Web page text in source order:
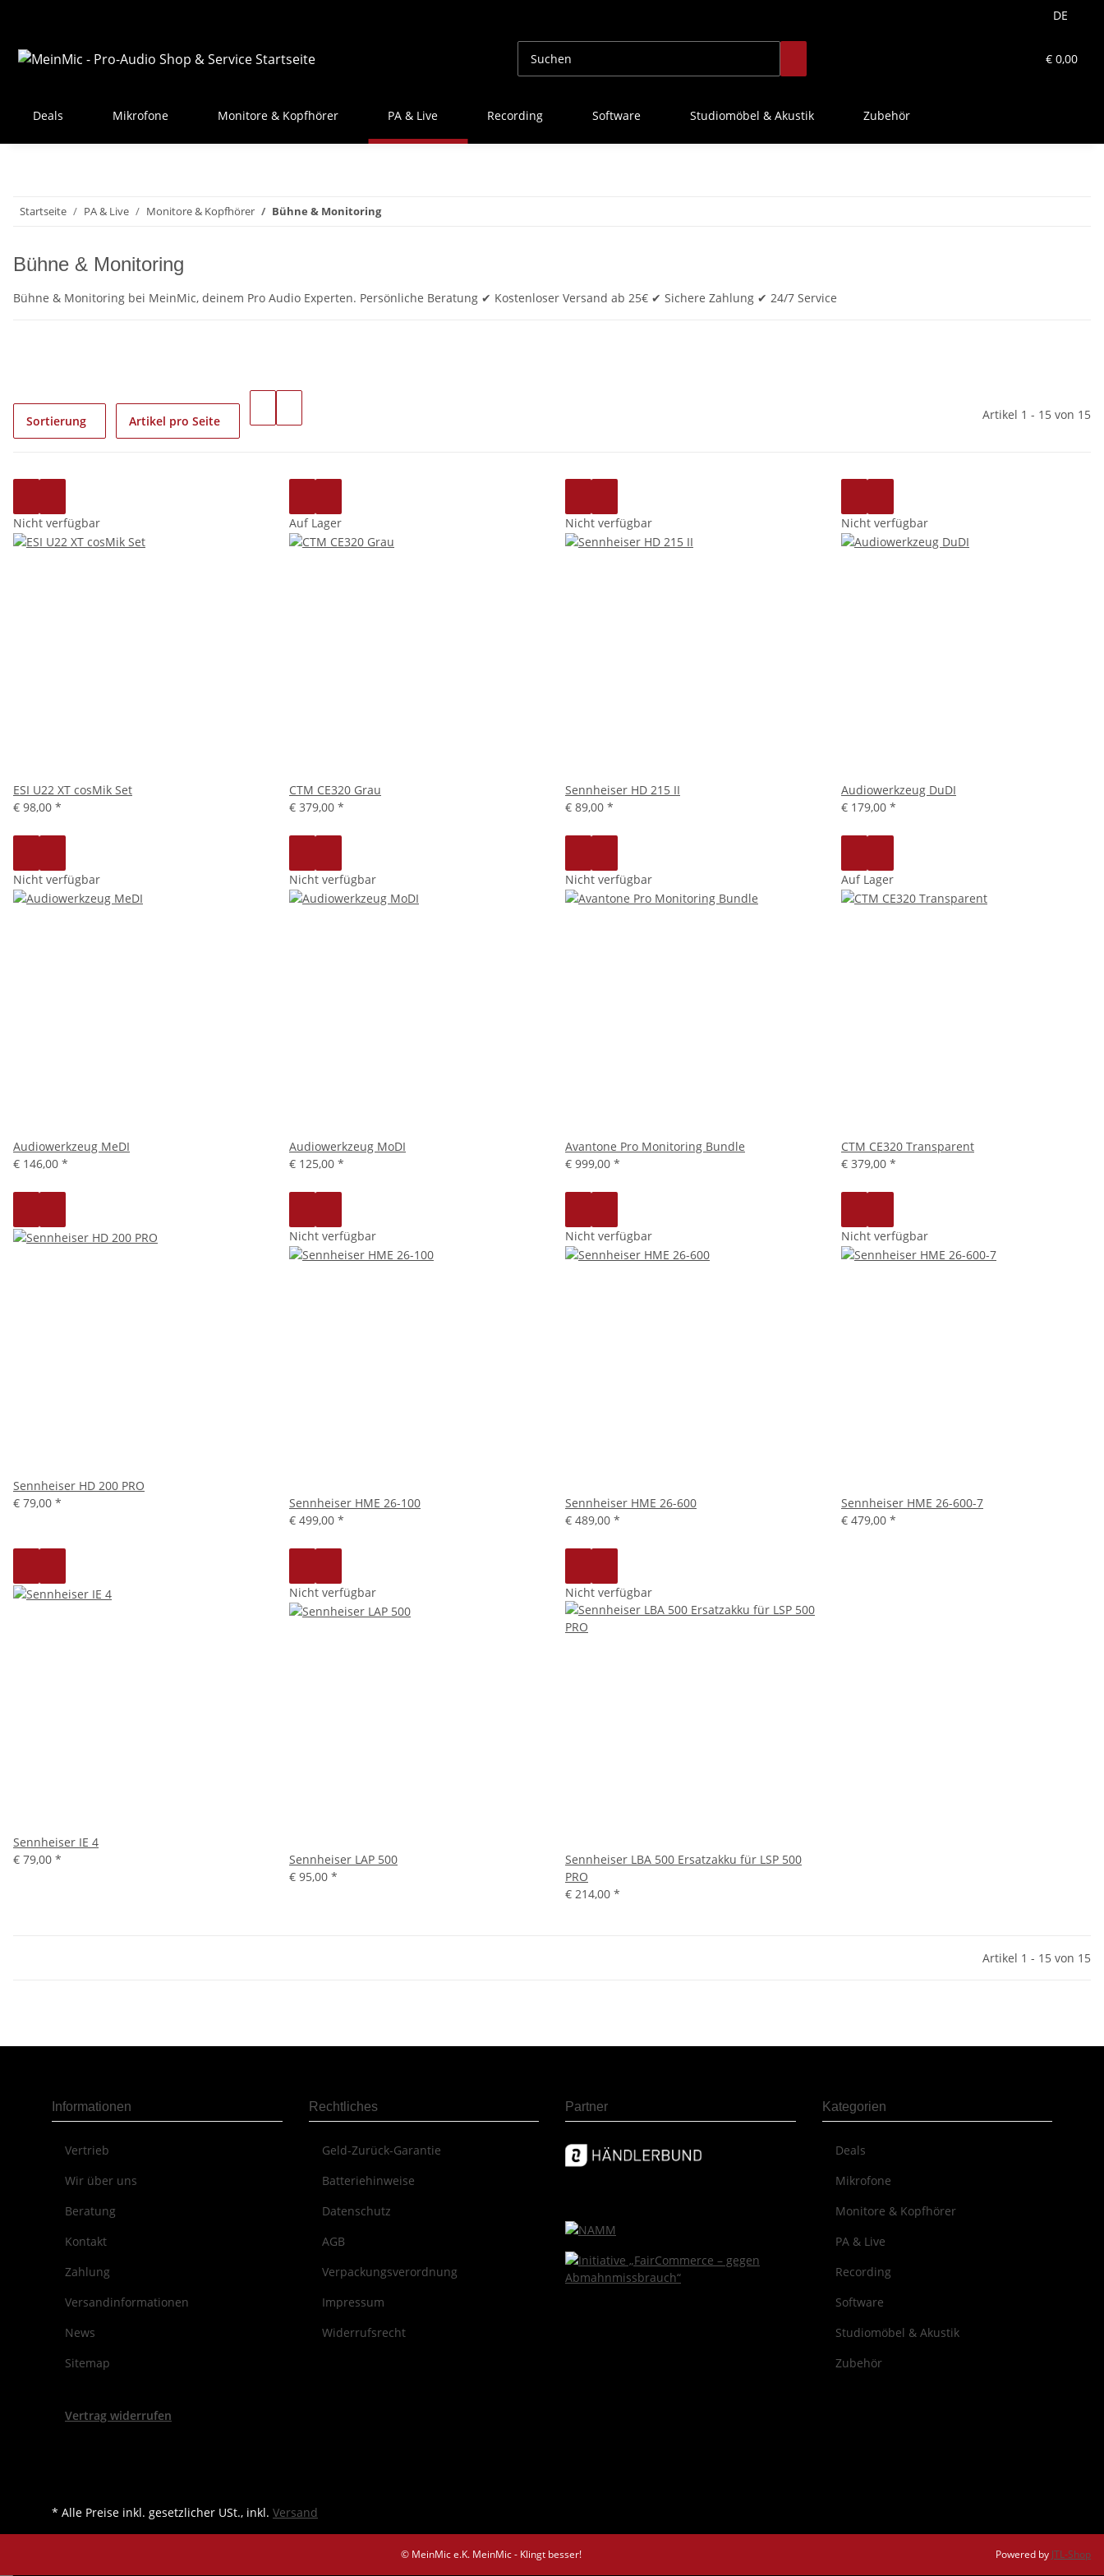
DE
€ 0,00
Deals Mikrofone Monitore & Kopfhörer PA & Live Recording Software Studiomöbel & Akustik Zubehör
Startseite PA & Live Monitore & Kopfhörer Bühne & Monitoring
Bühne & Monitoring
Bühne & Monitoring bei MeinMic, deinem Pro Audio Experten. Persönliche Beratung ✔ Kostenloser Versand ab 25€ ✔ Sichere Zahlung ✔ 24/7 Service
Sortierung Artikel pro Seite Artikel 1 - 15 von 15
Nicht verfügbar
ESI U22 XT cosMik Set
€ 98,00 *
Auf Lager
CTM CE320 Grau
€ 379,00 *
Nicht verfügbar
Sennheiser HD 215 II
€ 89,00 *
Nicht verfügbar
Audiowerkzeug DuDI
€ 179,00 *
Nicht verfügbar
Audiowerkzeug MeDI
€ 146,00 *
Nicht verfügbar
Audiowerkzeug MoDI
€ 125,00 *
Nicht verfügbar
Avantone Pro Monitoring Bundle
€ 999,00 *
Auf Lager
CTM CE320 Transparent
€ 379,00 *
Sennheiser HD 200 PRO
€ 79,00 *
Nicht verfügbar
Sennheiser HME 26-100
€ 499,00 *
Nicht verfügbar
Sennheiser HME 26-600
€ 489,00 *
Nicht verfügbar
Sennheiser HME 26-600-7
€ 479,00 *
Sennheiser IE 4
€ 79,00 *
Nicht verfügbar
Sennheiser LAP 500
€ 95,00 *
Nicht verfügbar
Sennheiser LBA 500 Ersatzakku für LSP 500
PRO
€ 214,00 *
Artikel 1 - 15 von 15
Informationen
Vertrieb
Wir über uns
Beratung
Kontakt
Zahlung
Versandinformationen
News
Sitemap
Rechtliches
Geld-Zurück-Garantie
Batteriehinweise
Datenschutz
AGB
Verpackungsverordnung
Impressum
Widerrufsrecht
Partner Kategorien
Deals
Mikrofone
Monitore & Kopfhörer
PA & Live
Recording
Software
Studiomöbel & Akustik
Zubehör
Vertrag widerrufen
* Alle Preise inkl. gesetzlicher USt., inkl. Versand
© MeinMic e.K. MeinMic - Klingt besser! Powered by JTL-Shop